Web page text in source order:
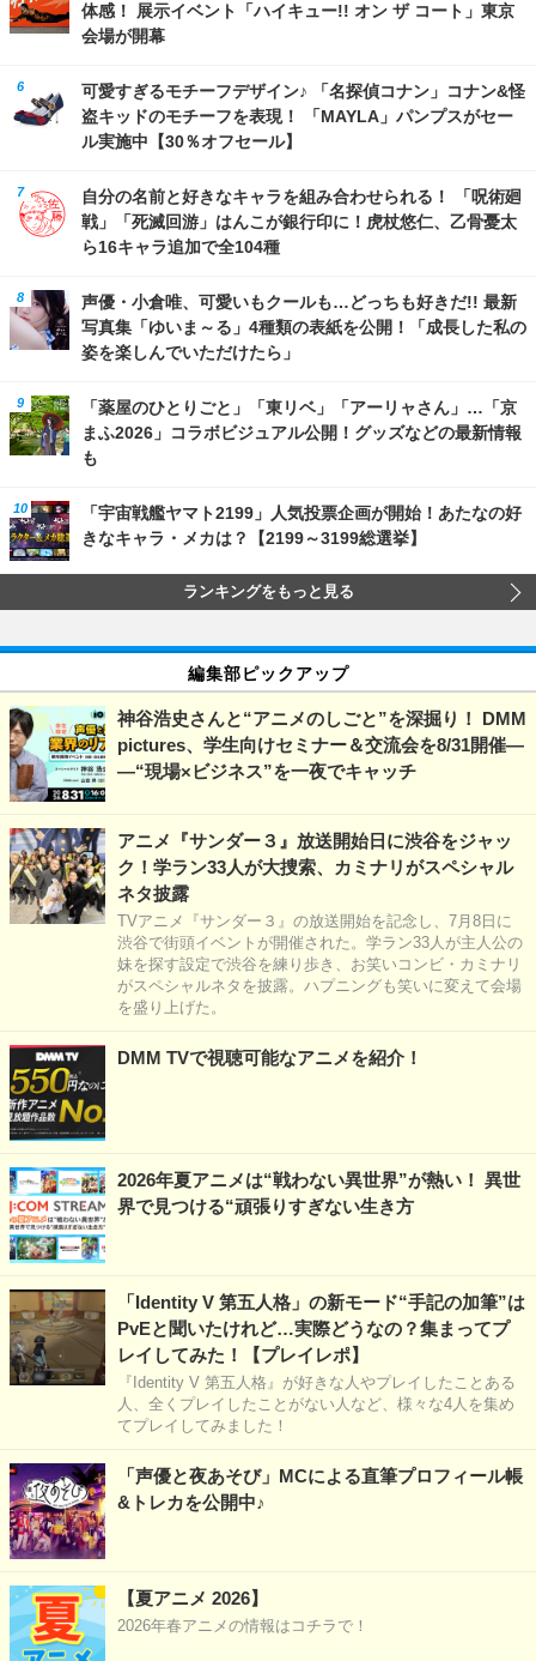
体感！ 展示イベント「ハイキュー!! オン ザ コート」東京
会場が開幕
可愛すぎるモチーフデザイン♪ 「名探偵コナン」コナン&怪
盗キッドのモチーフを表現！ 「MAYLA」パンプスがセー
ル実施中【30％オフセール】
自分の名前と好きなキャラを組み合わせられる！ 「呪術廻
戦」「死滅回游」はんこが銀行印に！虎杖悠仁、乙骨憂太
ら16キャラ追加で全104種
声優・小倉唯、可愛いもクールも…どっちも好きだ!! 最新
写真集「ゆいま～る」4種類の表紙を公開！「成長した私の
姿を楽しんでいただけたら」
「薬屋のひとりごと」「東リベ」「アーリャさん」…「京
まふ2026」コラボビジュアル公開！グッズなどの最新情報
も
「宇宙戦艦ヤマト2199」人気投票企画が開始！あたなの好
きなキャラ・メカは？【2199～3199総選挙】
ランキングをもっと見る
編集部ピックアップ
神谷浩史さんと“アニメのしごと”を深掘り！ DMM
pictures、学生向けセミナー＆交流会を8/31開催―
―“現場×ビジネス”を一夜でキャッチ
アニメ『サンダー３』放送開始日に渋谷をジャッ
ク！学ラン33人が大捜索、カミナリがスペシャル
ネタ披露
TVアニメ『サンダー３』の放送開始を記念し、7月8日に
渋谷で街頭イベントが開催された。学ラン33人が主人公の
妹を探す設定で渋谷を練り歩き、お笑いコンビ・カミナリ
がスペシャルネタを披露。ハプニングも笑いに変えて会場
を盛り上げた。
DMM TVで視聴可能なアニメを紹介！
2026年夏アニメは“戦わない異世界”が熱い！ 異世
界で見つける“頑張りすぎない生き方
「Identity V 第五人格」の新モード“手記の加筆”は
PvEと聞いたけれど…実際どうなの？集まってプ
レイしてみた！【プレイレポ】
『Identity V 第五人格』が好きな人やプレイしたことある
人、全くプレイしたことがない人など、様々な4人を集め
てプレイしてみました！
「声優と夜あそび」MCによる直筆プロフィール帳
&トレカを公開中♪
【夏アニメ 2026】
2026年春アニメの情報はコチラで！